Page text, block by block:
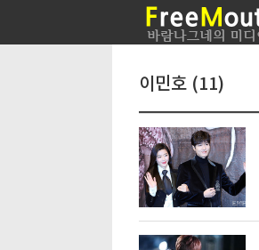
이민호 (11)